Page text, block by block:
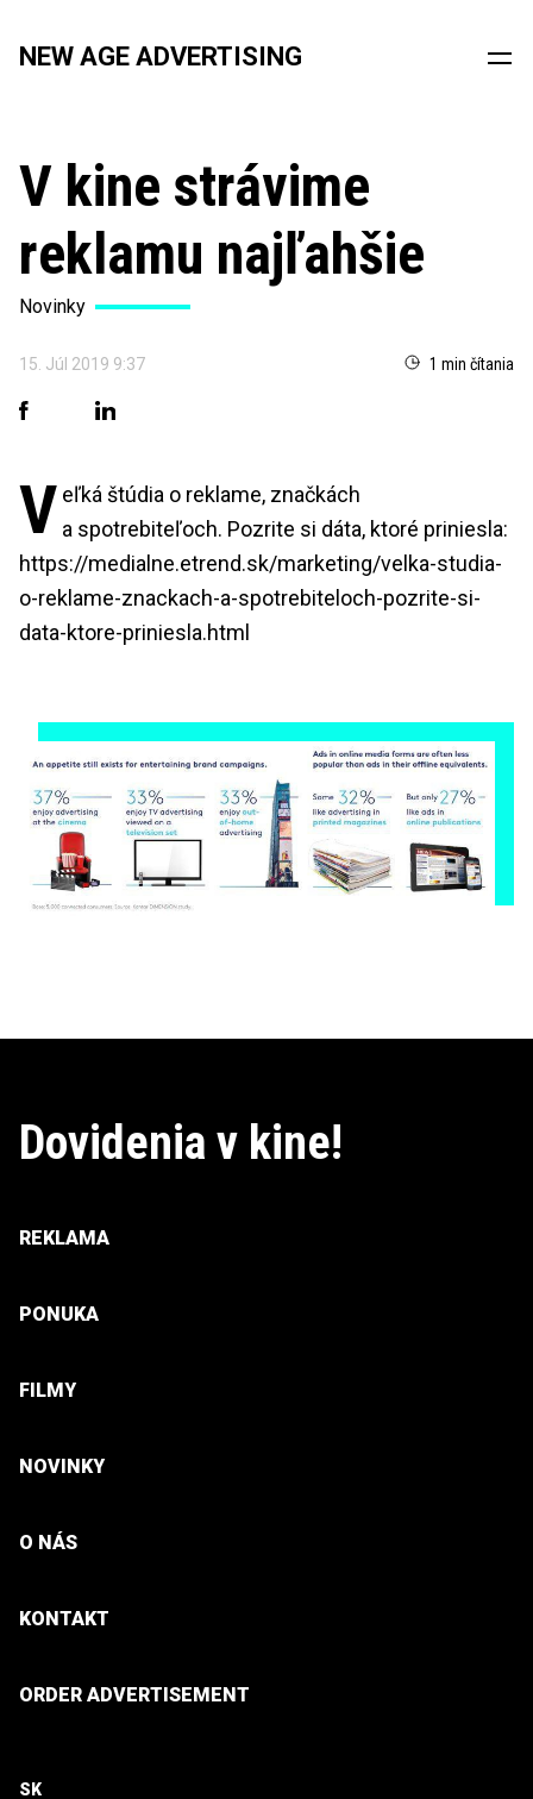
NEW AGE ADVERTISING
V kine strávime
reklamu najľahšie
Novinky
15. Júl 2019 9:37 1 min čítania
V eľká štúdia o reklame, značkách
a spotrebiteľoch. Pozrite si dáta, ktoré priniesla:
https://medialne.etrend.sk/marketing/velka-studia-
o-reklame-znackach-a-spotrebiteloch-pozrite-si-
data-ktore-priniesla.html
Dovidenia v kine!
REKLAMA
PONUKA
FILMY
NOVINKY
O NÁS
KONTAKT
ORDER ADVERTISEMENT
SK